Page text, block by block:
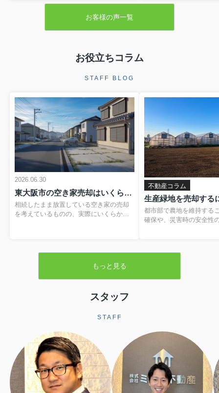
お客様の声一覧
お役立ちコラム
STAFF BLOG
2026.06.30
東大阪市の空き家売却はいくらかかる？費用や税金の内訳と負担を抑える方法
相続したまま放置している空き家の売却
を考えているものの、実際にいくらかか
重なると、最終的に手元に残る金額のイ
譲渡所得税や住民税といった税金、空き
家の譲渡所得の3,000万円特別控除といっ
ておくことが大切です。この記事では、
やすい費用や税金の基本から、解体費補
法まで、順を追って分かりやすく解説し
ます。読み進めていただくことで、おお
よその手取り額の考...
不動産コラム
都市部で農地を維持する
確保や、災害時の安全性
ことで、農業以外の用途
されますが、その一方で
地並みの評価となり、税
ます。また、相続税に...
もっと見る
スタッフ
STAFF